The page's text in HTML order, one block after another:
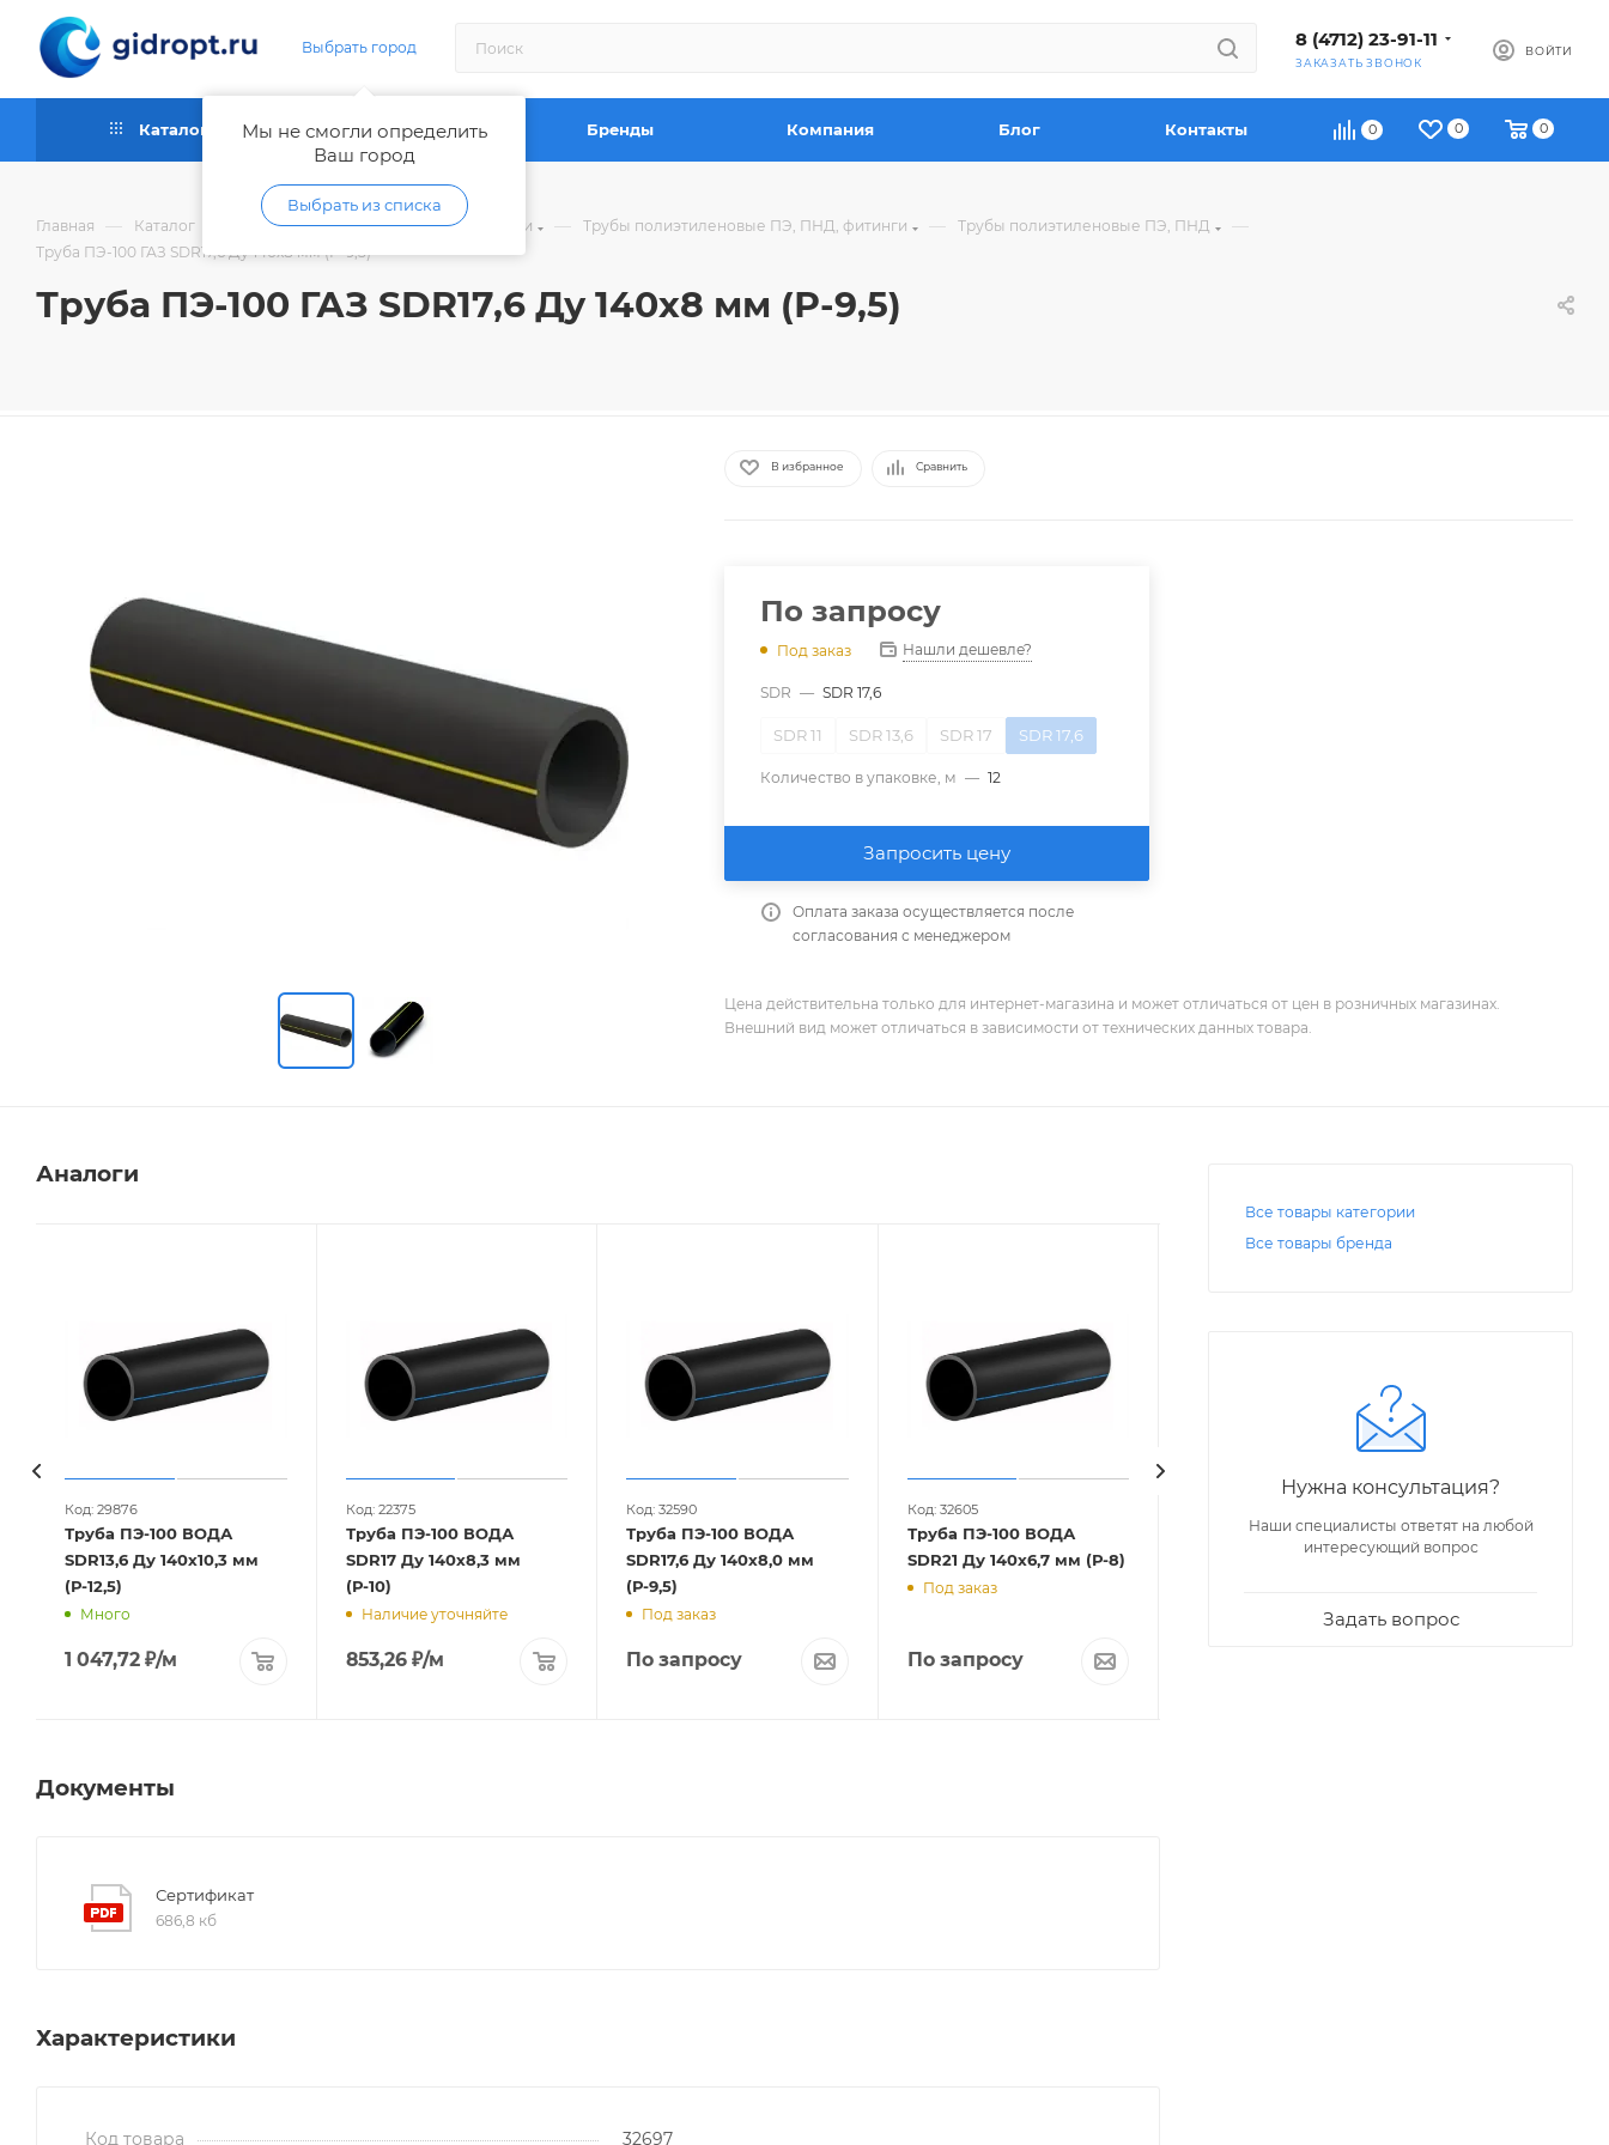
Выбрать город
Мы не смогли определить
Ваш город
Выбрать из списка
8 (4712) 23-91-11
ЗАКАЗАТЬ ЗВОНОК
ВОЙТИ
0 0 0
Каталог Как купить Бренды Компания Блог Контакты
Главная — Каталог Трубы и фитинги пластиковые, шланги — Трубы полиэтиленовые ПЭ, ПНД, фитинги — Трубы полиэтиленовые ПЭ, ПНД —
Труба ПЭ-100 ГАЗ SDR17,6 Ду 140х8 мм (Р-9,5)
Труба ПЭ-100 ГАЗ SDR17,6 Ду 140х8 мм (Р-9,5)
В избранное Сравнить
По запросу
Под заказ Нашли дешевле?
SDR — SDR 17,6
SDR 11 SDR 13,6 SDR 17 SDR 17,6
Количество в упаковке, м — 12
Запросить цену
Оплата заказа осуществляется после
согласования с менеджером
Цена действительна только для интернет-магазина и может отличаться от цен в розничных магазинах.
Внешний вид может отличаться в зависимости от технических данных товара.
Аналоги
Код: 29876
Труба ПЭ-100 ВОДА
SDR13,6 Ду 140х10,3 мм
(Р-12,5)
Много
1 047,72 ₽/м
Код: 22375
Труба ПЭ-100 ВОДА
SDR17 Ду 140х8,3 мм
(Р-10)
Наличие уточняйте
853,26₽/м
Код: 32590
Труба ПЭ-100 ВОДА
SDR17,6 Ду 140х8,0 мм
(Р-9,5)
Под заказ
По запросу
Код: 32605
Труба ПЭ-100 ВОДА
SDR21 Ду 140х6,7 мм (Р-8)
Под заказ
По запросу
Труба ПЭ-100 ГАЗ SDR17
Ду 140х8,3 мм (Р-10)
Труба ПЭ-100
Документы
Сертификат
686,8 кб
Характеристики
Код товара 32697
Все товары категории
Все товары бренда
Нужна консультация?
Наши специалисты ответят на любой
интересующий вопрос
Задать вопрос